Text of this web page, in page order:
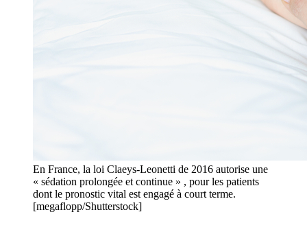
En France, la loi Claeys-Leonetti de 2016 autorise une
« sédation prolongée et continue » , pour les patients
dont le pronostic vital est engagé à court terme.
[megaflopp/Shutterstock]